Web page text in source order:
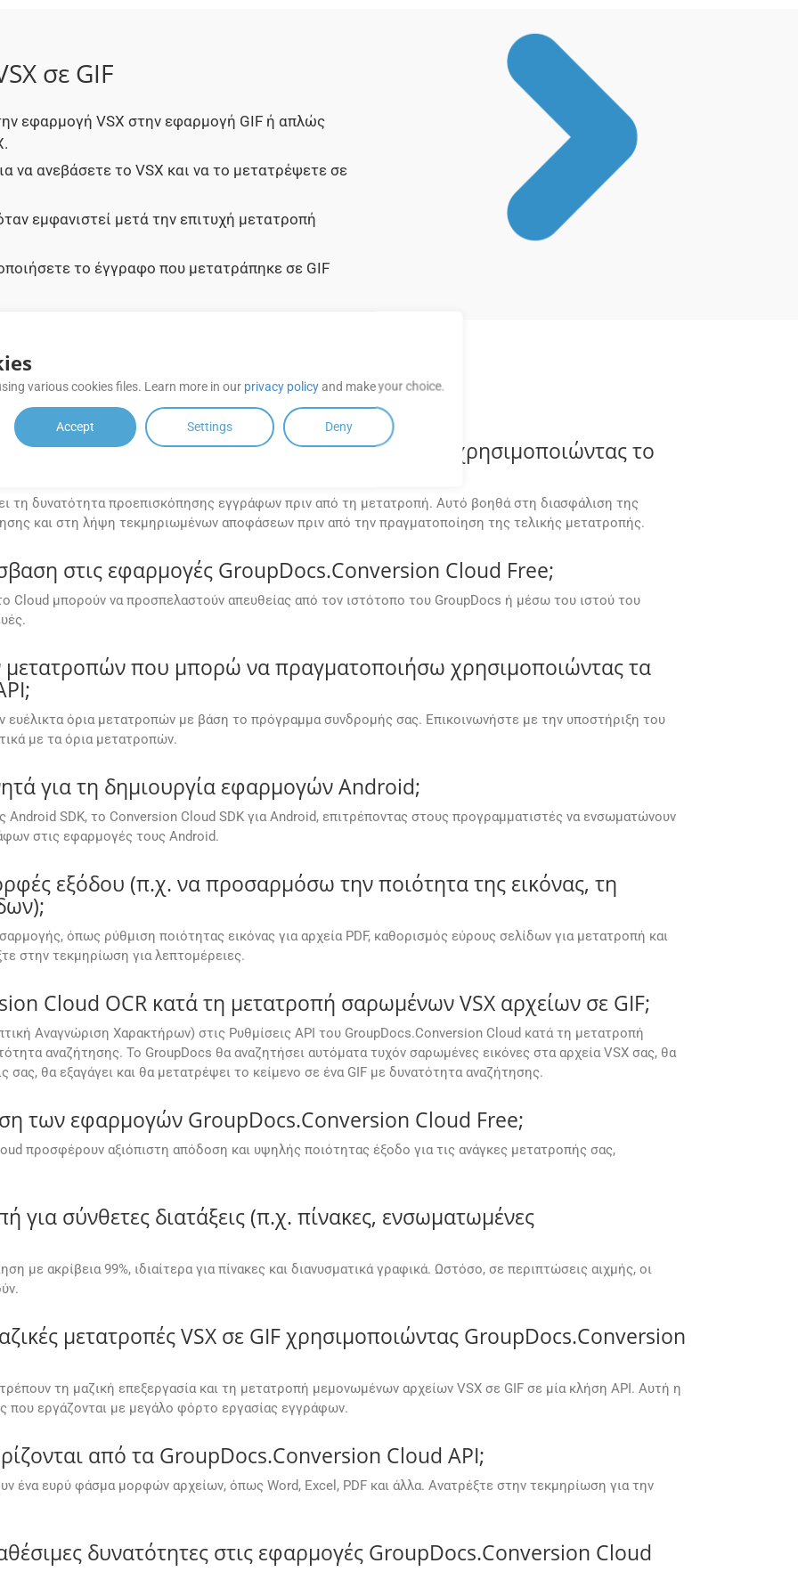
σε GIF
εφαρμογή VSX στην εφαρμογή GIF ή απλώς
να ανεβάσετε το VSX και να το μετατρέψετε σε
εμφανιστεί μετά την επιτυχή μετατροπή
το έγγραφο που μετατράπηκε σε GIF
αρχείου VSX πριν το μετατρέψω σε GIF χρησιμοποιώντας το
τη δυνατότητα προεπισκόπησης εγγράφων πριν από τη μετατροπή. Αυτό βοηθά στη διασφάλιση της
και στη λήψη τεκμηριωμένων αποφάσεων πριν από την πραγματοποίηση της τελικής μετατροπής.
στις εφαρμογές GroupDocs.Conversion Cloud Free;
Cloud μπορούν να προσπελαστούν απευθείας από τον ιστότοπο του GroupDocs ή μέσω του ιστού του
μετατροπών που μπορώ να πραγματοποιήσω χρησιμοποιώντας τα
όρια μετατροπών με βάση το πρόγραμμα συνδρομής σας. Επικοινωνήστε με την υποστήριξη του
με τα όρια μετατροπών.
για τη δημιουργία εφαρμογών Android;
SDK, το Conversion Cloud SDK για Android, επιτρέποντας στους προγραμματιστές να ενσωματώνουν
στις εφαρμογές τους Android.
εξόδου (π.χ. να προσαρμόσω την ποιότητα της εικόνας, τη
όπως ρύθμιση ποιότητας εικόνας για αρχεία PDF, καθορισμός εύρους σελίδων για μετατροπή και
στην τεκμηρίωση για λεπτομέρειες.
Cloud OCR κατά τη μετατροπή σαρωμένων VSX αρχείων σε GIF;
Αναγνώριση Χαρακτήρων) στις Ρυθμίσεις API του GroupDocs.Conversion Cloud κατά τη μετατροπή
αναζήτησης. Το GroupDocs θα αναζητήσει αυτόματα τυχόν σαρωμένες εικόνες στα αρχεία VSX σας, θα
σας, θα εξαγάγει και θα μετατρέψει το κείμενο σε ένα GIF με δυνατότητα αναζήτησης.
των εφαρμογών GroupDocs.Conversion Cloud Free;
προσφέρουν αξιόπιστη απόδοση και υψηλής ποιότητας έξοδο για τις ανάγκες μετατροπής σας,
για σύνθετες διατάξεις (π.χ. πίνακες, ενσωματωμένες
με ακρίβεια 99%, ιδιαίτερα για πίνακες και διανυσματικά γραφικά. Ωστόσο, σε περιπτώσεις αιχμής, οι
μετατροπές VSX σε GIF χρησιμοποιώντας GroupDocs.Conversion
τη μαζική επεξεργασία και τη μετατροπή μεμονωμένων αρχείων VSX σε GIF σε μία κλήση API. Αυτή η
που εργάζονται με μεγάλο φόρτο εργασίας εγγράφων.
από τα GroupDocs.Conversion Cloud API;
ένα ευρύ φάσμα μορφών αρχείων, όπως Word, Excel, PDF και άλλα. Ανατρέξτε στην τεκμηρίωση για την
δυνατότητες στις εφαρμογές GroupDocs.Conversion Cloud
various cookies files. Learn more in our privacy policyand make your choice.
Accept Settings Deny